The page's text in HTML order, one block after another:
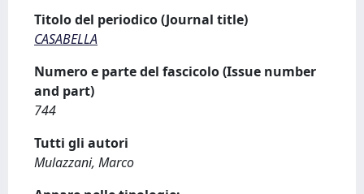
Titolo del periodico (Journal title)
CASABELLA
Numero e parte del fascicolo (Issue number
and part)
744
Tutti gli autori
Mulazzani, Marco